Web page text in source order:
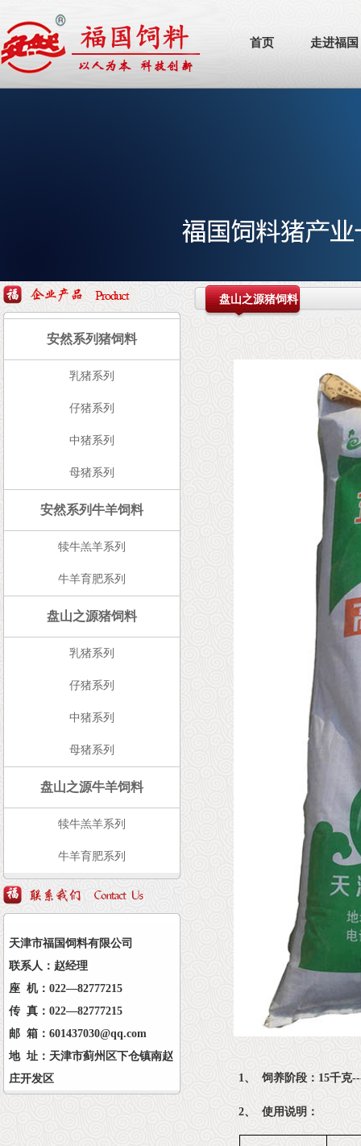
首页 走进福国
安然系列猪饲料
乳猪系列
仔猪系列
中猪系列
母猪系列
安然系列牛羊饲料
犊牛羔羊系列
牛羊育肥系列
盘山之源猪饲料
乳猪系列
仔猪系列
中猪系列
母猪系列
盘山之源牛羊饲料
犊牛羔羊系列
牛羊育肥系列
天津市福国饲料有限公司
联系人：赵经理
座 机：022—82777215
传 真：022—82777215
邮 箱：601437030@qq.com
地 址：天津市蓟州区下仓镇南赵
庄开发区
盘山之源猪饲料
1、 饲养阶段：15千
2、 使用说明：